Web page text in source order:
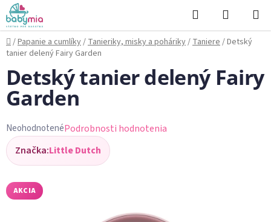
Prejsť
na
obsah
Hľadať
KOŠÍK
Domov
/Papanie a cumlíky/Tanieriky, misky a poháriky/Taniere/Detský
tanier delený Fairy Garden
Detský tanier delený Fairy
Garden
Priemerné
hodnotenie
produktu
je
0,0
NeohodnotenéPodrobnosti hodnotenia
Značka:Little Dutch
AKCIA